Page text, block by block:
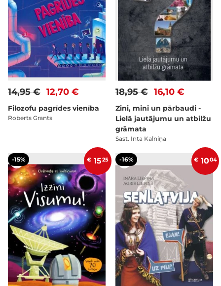
12,70 €
14,95 €
Filozofu pagrīdes vienība
Roberts Grants
16,10 €
18,95 €
Zini, mini un pārbaudi -
Lielā jautājumu un atbilžu
grāmata
Sast. Inta Kalniņa
-15% € 1525 -16% € 1004